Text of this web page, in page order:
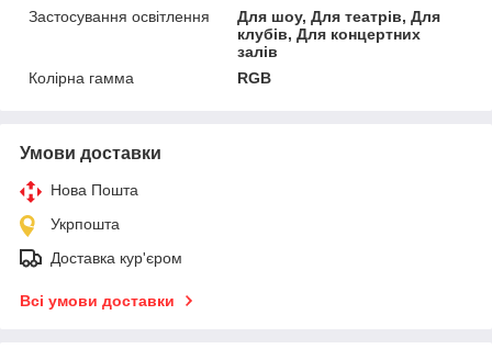
Застосування освітлення
Для шоу, Для театрів, Для
клубів, Для концертних
залів
Колірна гамма
RGB
Умови доставки
Нова Пошта
Укрпошта
Доставка кур'єром
Всі умови доставки